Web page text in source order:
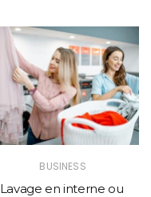
BUSINESS
Lavage en interne ou